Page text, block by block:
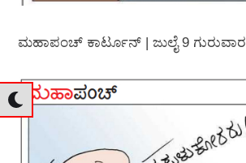
ಮಹಾಪಂಚ್‌ ಕಾರ್ಟೂನ್‌ | ಜುಲೈ 9 ಗುರುವಾರ